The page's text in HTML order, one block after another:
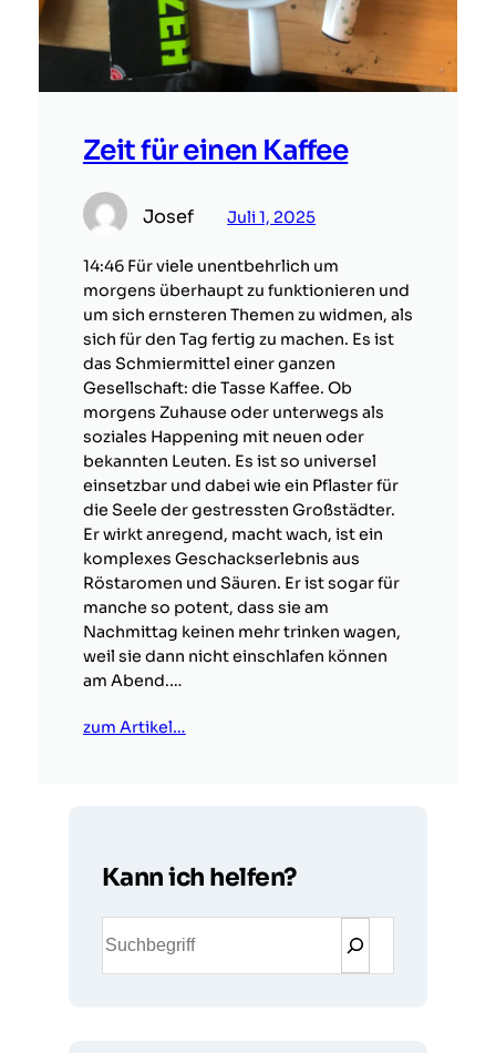
Zeit für einen Kaffee
Josef Juli 1, 2025
14:46 Für viele unentbehrlich um
morgens überhaupt zu funktionieren und
um sich ernsteren Themen zu widmen, als
sich für den Tag fertig zu machen. Es ist
das Schmiermittel einer ganzen
Gesellschaft: die Tasse Kaffee. Ob
morgens Zuhause oder unterwegs als
soziales Happening mit neuen oder
bekannten Leuten. Es ist so universel
einsetzbar und dabei wie ein Pflaster für
die Seele der gestressten Großstädter.
Er wirkt anregend, macht wach, ist ein
komplexes Geschackserlebnis aus
Röstaromen und Säuren. Er ist sogar für
manche so potent, dass sie am
Nachmittag keinen mehr trinken wagen,
weil sie dann nicht einschlafen können
am Abend.…
zum Artikel…
Kann ich helfen?
u
c